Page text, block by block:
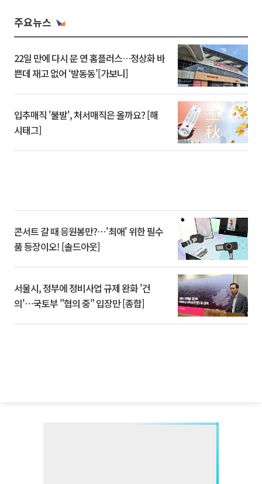
주요뉴스
22일 만에 다시 문 연 홈플러스…정상화 바
쁜데 재고 없어 ‘발동동’[가보니]
입추매직 '불발', 처서매직은 올까요? [해
시태그]
콘서트 갈 때 응원봉만?⋯'최애' 위한 필수
품 등장이오! [솔드아웃]
서울시, 정부에 정비사업 규제 완화 '건
의'⋯국토부 "협의 중" 입장만 [종합]